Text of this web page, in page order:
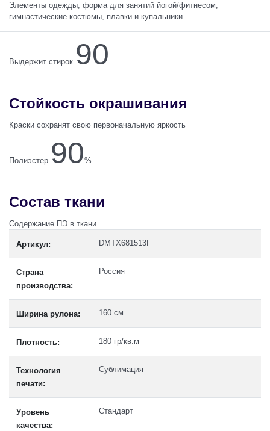
Элементы одежды, форма для занятий йогой/фитнесом,
гимнастические костюмы, плавки и купальники
Выдержит стирок 90
Стойкость окрашивания
Краски сохранят свою первоначальную яркость
Полиэстер 90%
Состав ткани
Содержание ПЭ в ткани
Артикул: DMTX681513F
Страна
производства:
Россия
Ширина рулона: 160 см
Плотность: 180 гр/кв.м
Технология
печати:
Сублимация
Уровень
качества:
Стандарт